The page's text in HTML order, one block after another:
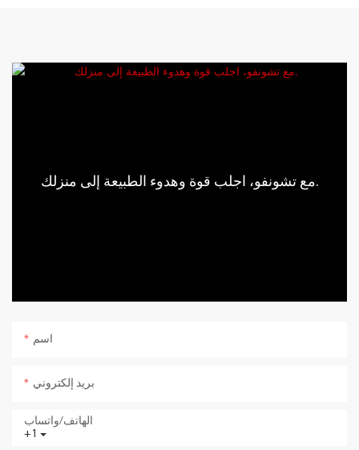
مع تشونفو، اجلب قوة وهدوء الطبيعة إلى منزلك.
اسم
بريد إلكتروني
+1
الهاتف/واتساب